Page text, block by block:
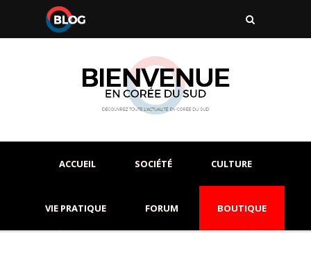
ACCUEIL SOCIÉTÉ CULTURE
VIE PRATIQUE FORUM BOUTIQUE